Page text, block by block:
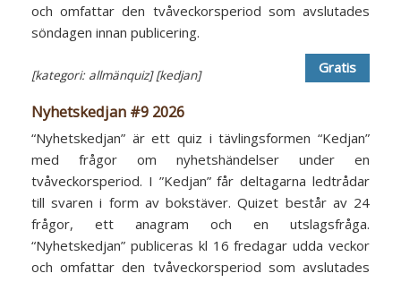
och omfattar den tvåveckorsperiod som avslutades
söndagen innan publicering.
[kategori: allmänquiz] [kedjan] Gratis
Nyhetskedjan #9 2026
“Nyhetskedjan” är ett quiz i tävlingsformen “Kedjan”
med frågor om nyhetshändelser under en
tvåveckorsperiod. I ”Kedjan” får deltagarna ledtrådar
till svaren i form av bokstäver. Quizet består av 24
frågor, ett anagram och en utslagsfråga.
“Nyhetskedjan” publiceras kl 16 fredagar udda veckor
och omfattar den tvåveckorsperiod som avslutades